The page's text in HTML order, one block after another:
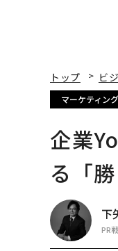
トップ ビ
マーケティング
企業
る「勝
下
PR